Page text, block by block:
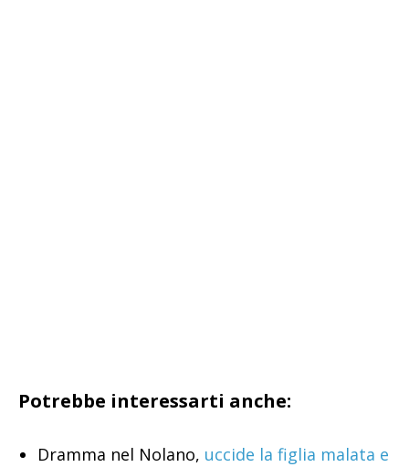
Potrebbe interessarti anche:
Dramma nel Nolano, uccide la figlia malata e